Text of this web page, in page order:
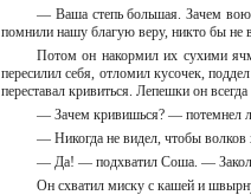
— Ваша степь большая. Зачем
помнили нашу благую веру, никто бы не
Потом он накормил их сухими
пересилил себя, отломил кусочек,
переставал кривиться. Лепешки он
— Зачем кривишься? —
— Никогда не видел, чтобы
— Да! — подхватил Соша. —
Он схватил миску с кашей и